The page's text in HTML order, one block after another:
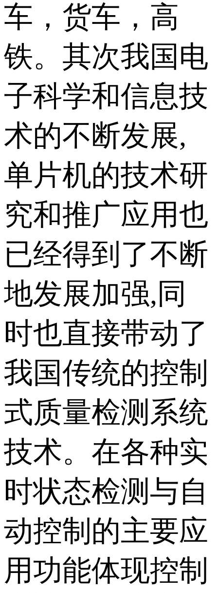
车，货车，高
铁。其次我国电
子科学和信息技
术的不断发展,
单片机的技术研
究和推广应用也
已经得到了不断
地发展加强,同
时也直接带动了
我国传统的控制
式质量检测系统
技术。在各种实
时状态检测与自
动控制的主要应
用功能体现控制